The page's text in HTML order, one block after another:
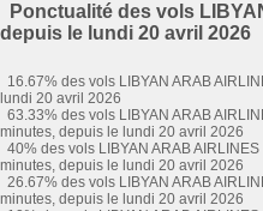
Ponctualité des vols
depuis le lundi 20 avril 2026
16.67% des vols LIBYAN ARAB
lundi 20 avril 2026
63.33% des vols LIBYAN ARAB
minutes, depuis le lundi 20 avril 2026
40% des vols LIBYAN ARAB
minutes, depuis le lundi 20 avril 2026
26.67% des vols LIBYAN ARAB
minutes, depuis le lundi 20 avril 2026